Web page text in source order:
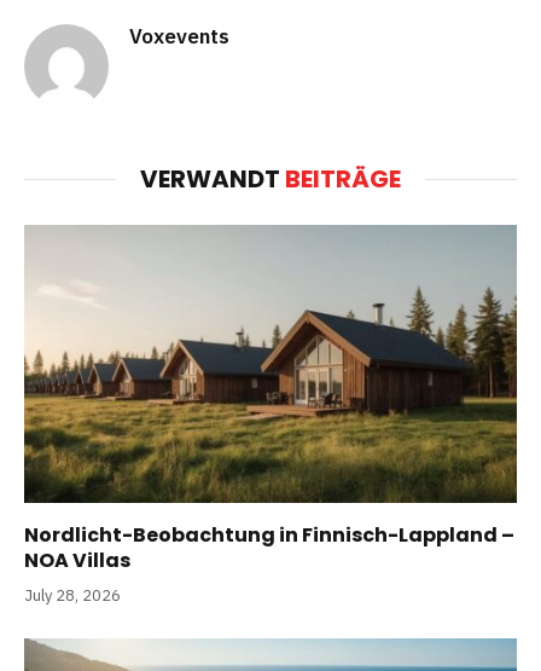
Voxevents
VERWANDT BEITRÄGE
Nordlicht-Beobachtung in Finnisch-Lappland –
NOA Villas
July 28, 2026